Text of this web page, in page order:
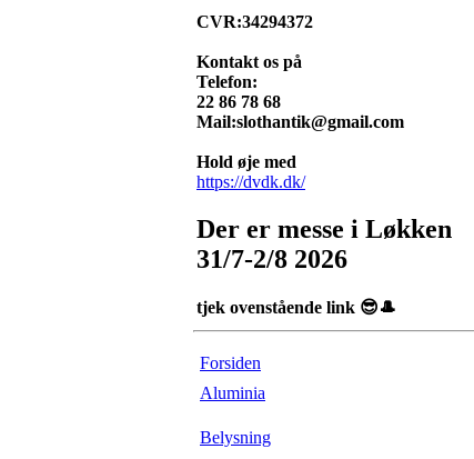
CVR:34294372
Kontakt os på
Telefon:
22 86 78 68
Mail:slothantik@gmail.com
Hold øje med
https://dvdk.dk/
Der er messe i Løkken
31/7-2/8 2026
tjek ovenstående link 😎🎩
Forsiden
Aluminia
Belysning